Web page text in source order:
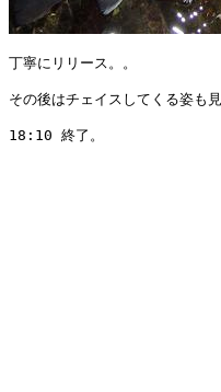
丁寧にリリース。。
その後はチェイスしてくる姿も
18:10 終了。